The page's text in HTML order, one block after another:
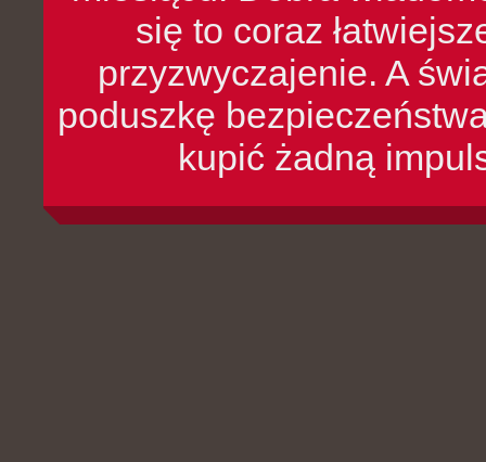
się to coraz
przyzwyczajenie. A
poduszkę
kupić żadną